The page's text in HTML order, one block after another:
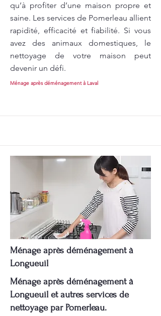
qu’à profiter d’une maison propre et
saine. Les services de Pomerleau allient
rapidité, efficacité et fiabilité. Si vous
avez des animaux domestiques, le
nettoyage de votre maison peut
devenir un défi.
Ménage après déménagement à Laval
Ménage après déménagement à
Longueuil
Ménage après déménagement à
Longueuil et autres services de
nettoyage par Pomerleau.